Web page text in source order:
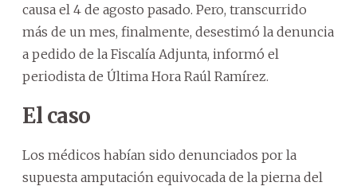
causa el 4 de agosto pasado. Pero, transcurrido
más de un mes, finalmente, desestimó la denuncia
a pedido de la Fiscalía Adjunta, informó el
periodista de Última Hora Raúl Ramírez.
El caso
Los médicos habían sido denunciados por la
supuesta amputación equivocada de la pierna del